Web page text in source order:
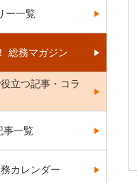
ー一覧
総務マガジン
立つ記事・コラ
事一覧
カレンダー